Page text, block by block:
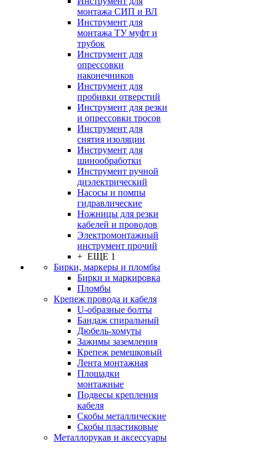
монтажа СИП и ВЛ
Инструмент для
монтажа ТУ муфт и
трубок
Инструмент для
опрессовки
наконечников
Инструмент для
пробивки отверстий
Инструмент для резки
и опрессовки тросов
Инструмент для
снятия изоляции
Инструмент для
шинообработки
Инструмент ручной
диэлектрический
Насосы и помпы
гидравлические
Ножницы для резки
кабелей и проводов
Электромонтажный
инструмент прочий
+ ЕЩЕ 1
Бирки, маркеры и пломбы
Бирки и маркировка
Пломбы
Крепеж провода и кабеля
U-образные болты
Бандаж спиральный
Дюбель-хомуты
Зажимы заземления
Крепеж ремешковый
Лента монтажная
Площадки
монтажные
Подвесы крепления
кабеля
Скобы металлические
Скобы пластиковые
Металлорукав и аксессуары